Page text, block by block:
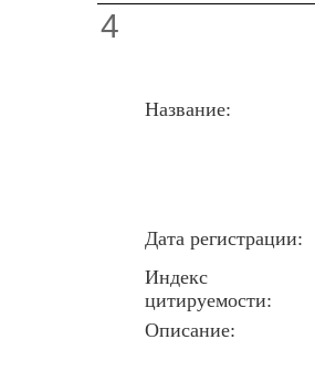
4
Название:
Дата регистрации:
Индекс
цитируемости:
Описание: